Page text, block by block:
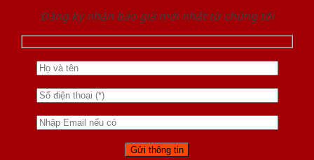
Đăng ký nhận báo giá mới nhất từ chúng tôi